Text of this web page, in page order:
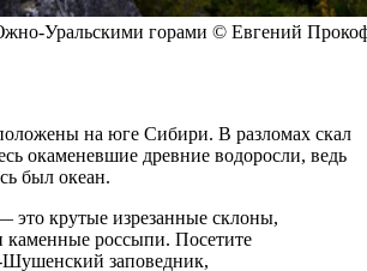
Уральскими горами © Евгений
на юге Сибири. В разломах скал
окаменевшие древние водоросли, ведь
был океан.
это крутые изрезанные склоны,
каменные россыпи. Посетите
заповедник,